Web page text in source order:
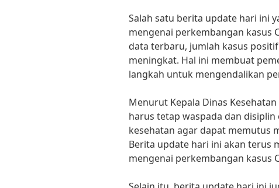
Salah satu berita update hari ini
mengenai perkembangan kasus
data terbaru, jumlah kasus
meningkat. Hal ini membuat
langkah untuk mengendalikan
Menurut Kepala Dinas Kesehatan
harus tetap waspada dan
kesehatan agar dapat memutus
Berita update hari ini akan terus
mengenai perkembangan kasus